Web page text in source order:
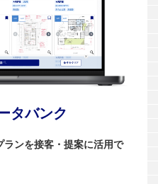
タバンク
ンを接客・提案に活用で